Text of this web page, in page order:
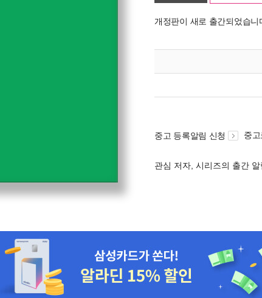
개정판이 새로 출간되었습니
중고 등록알림 신청 중
관심 저자, 시리즈의 출간